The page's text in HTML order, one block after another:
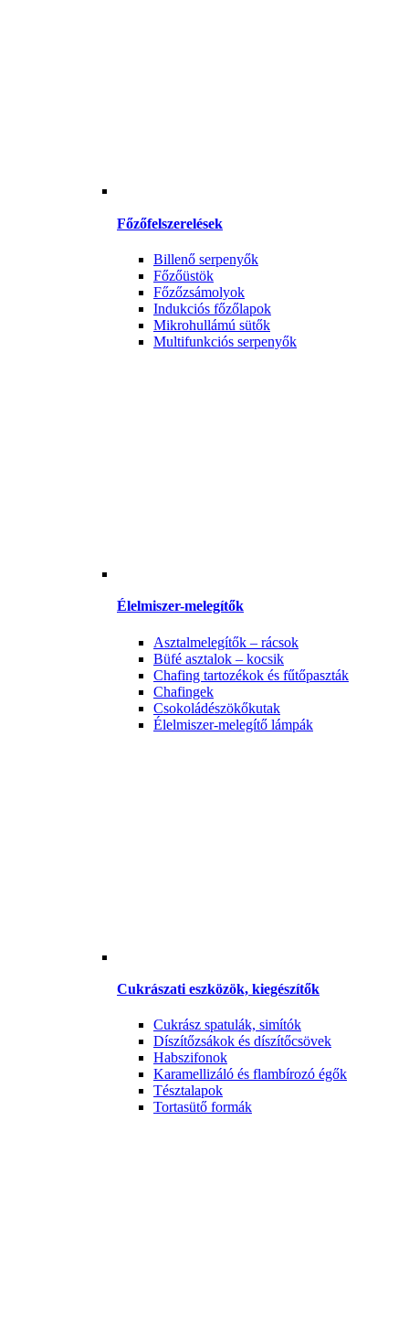
Főzőfelszerelések
Billenő serpenyők
Főzőüstök
Főzőzsámolyok
Indukciós főzőlapok
Mikrohullámú sütők
Multifunkciós serpenyők
Élelmiszer-melegítők
Asztalmelegítők – rácsok
Büfé asztalok – kocsik
Chafing tartozékok és fűtőpaszták
Chafingek
Csokoládészökőkutak
Élelmiszer-melegítő lámpák
Cukrászati eszközök, kiegészítők
Cukrász spatulák, simítók
Díszítőzsákok és díszítőcsövek
Habszifonok
Karamellizáló és flambírozó égők
Tésztalapok
Tortasütő formák